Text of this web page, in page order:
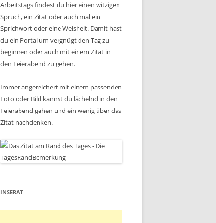
Arbeitstags findest du hier einen witzigen
Spruch, ein Zitat oder auch mal ein
Sprichwort oder eine Weisheit. Damit hast
du ein Portal um vergnügt den Tag zu
beginnen oder auch mit einem Zitat in
den Feierabend zu gehen.
Immer angereichert mit einem passenden
Foto oder Bild kannst du lächelnd in den
Feierabend gehen und ein wenig über das
Zitat nachdenken.
INSERAT